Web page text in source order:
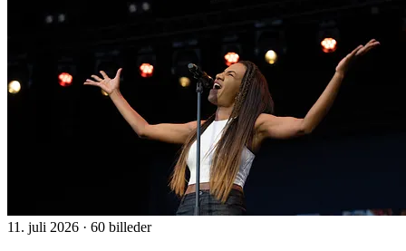
11. juli 2026 · 60 billeder